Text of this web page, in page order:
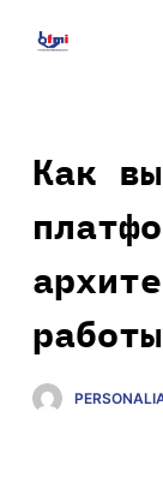
o
o
Как
работы